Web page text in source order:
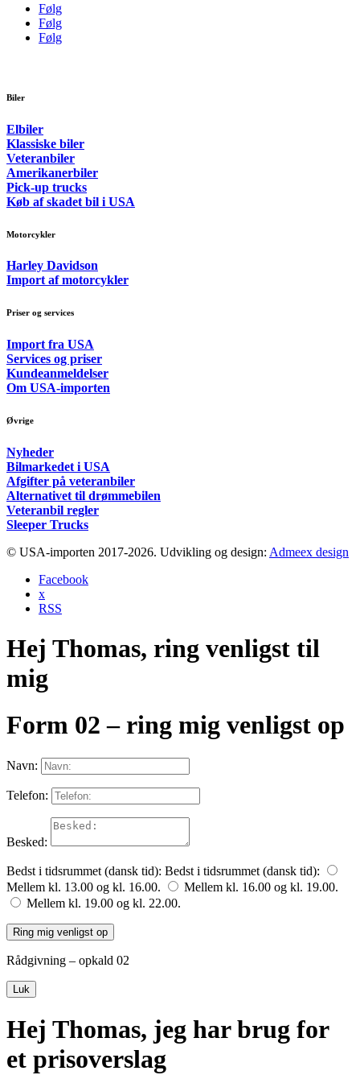
Følg
Følg
Følg
Biler
Elbiler
Klassiske biler
Veteranbiler
Amerikanerbiler
Pick-up trucks
Køb af skadet bil i USA
Motorcykler
Harley Davidson
Import af motorcykler
Priser og services
Import fra USA
Services og priser
Kundeanmeldelser
Om USA-importen
Øvrige
Nyheder
Bilmarkedet i USA
Afgifter på veteranbiler
Alternativet til drømmebilen
Veteranbil regler
Sleeper Trucks
© USA-importen 2017-2026. Udvikling og design: Admeex design
Facebook
x
RSS
Hej Thomas, ring venligst til
mig
Form 02 – ring mig venligst op
Navn:
Telefon:
Besked:
Bedst i tidsrummet (dansk tid): Bedst i tidsrummet (dansk tid):
Mellem kl. 13.00 og kl. 16.00.
Mellem kl. 16.00 og kl. 19.00.
Mellem kl. 19.00 og kl. 22.00.
Ring mig venligst op
Rådgivning – opkald 02
Luk
Hej Thomas, jeg har brug for
et prisoverslag